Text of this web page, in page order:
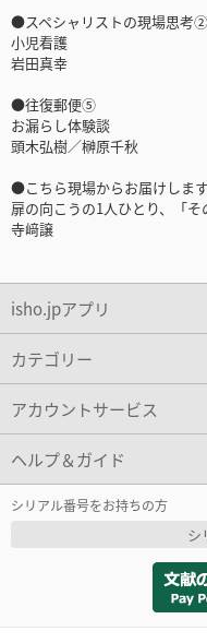
●スペシャリストの現場思考②
小児看護
岩田真幸
●往復郵便⑤
お漏らし体験談
頭木弘樹／榊原千秋
●こちら現場からお届けしま
扉の向こうの1人ひとり、「
寺﨑譲
isho.jpアプリ
カテゴリー
アカウントサービス
ヘルプ＆ガイド
シリアル番号をお持ちの方
シ